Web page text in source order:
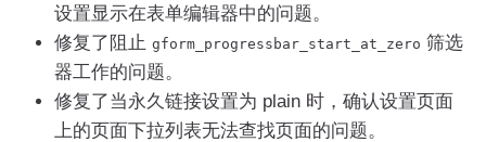
设置显示在表单编辑器中的问题。
修复了阻止 gform_progressbar_start_at_zero 筛选
器工作的问题。
修复了当永久链接设置为 plain 时，确认设置页面
上的页面下拉列表无法查找页面的问题。